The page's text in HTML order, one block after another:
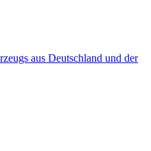
aus Deutschland und der